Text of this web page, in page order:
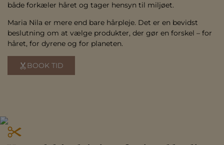
både forkæler håret og tager hensyn til miljøet.
Maria Nila er mere end bare hårpleje. Det er en bevidst
beslutning om at vælge produkter, der gør en forskel – for
håret, for dyrene og for planeten.
BOOK TID